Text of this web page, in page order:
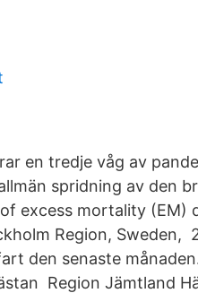
en tredje våg av
spridning av den
excess mortality (EM)
Region, Sweden,
den senaste
Region Jämtland